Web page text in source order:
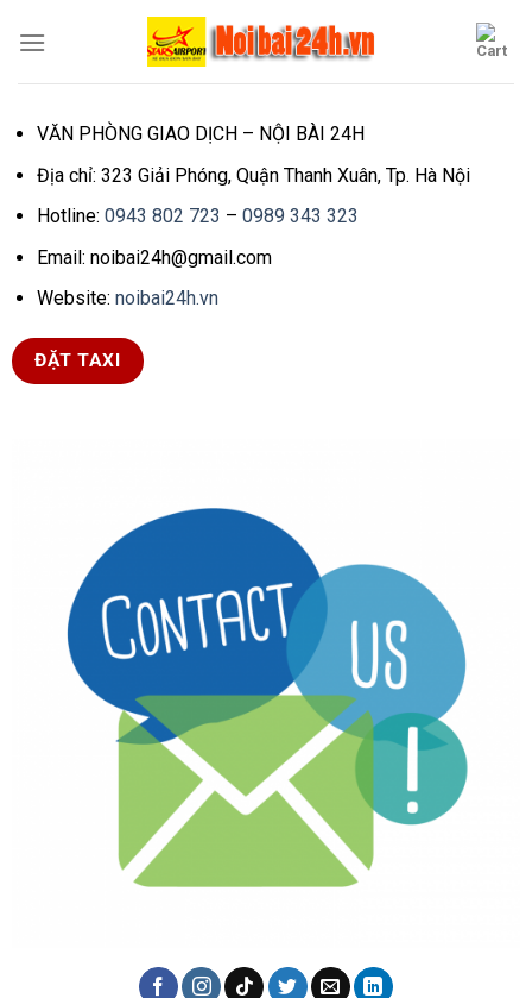
VĂN PHÒNG GIAO DỊCH – NỘI BÀI 24H
Địa chỉ: 323 Giải Phóng, Quận Thanh Xuân, Tp. Hà Nội
Hotline: 0943 802 723 – 0989 343 323
Email: noibai24h@gmail.com
Website: noibai24h.vn
ĐẶT TAXI